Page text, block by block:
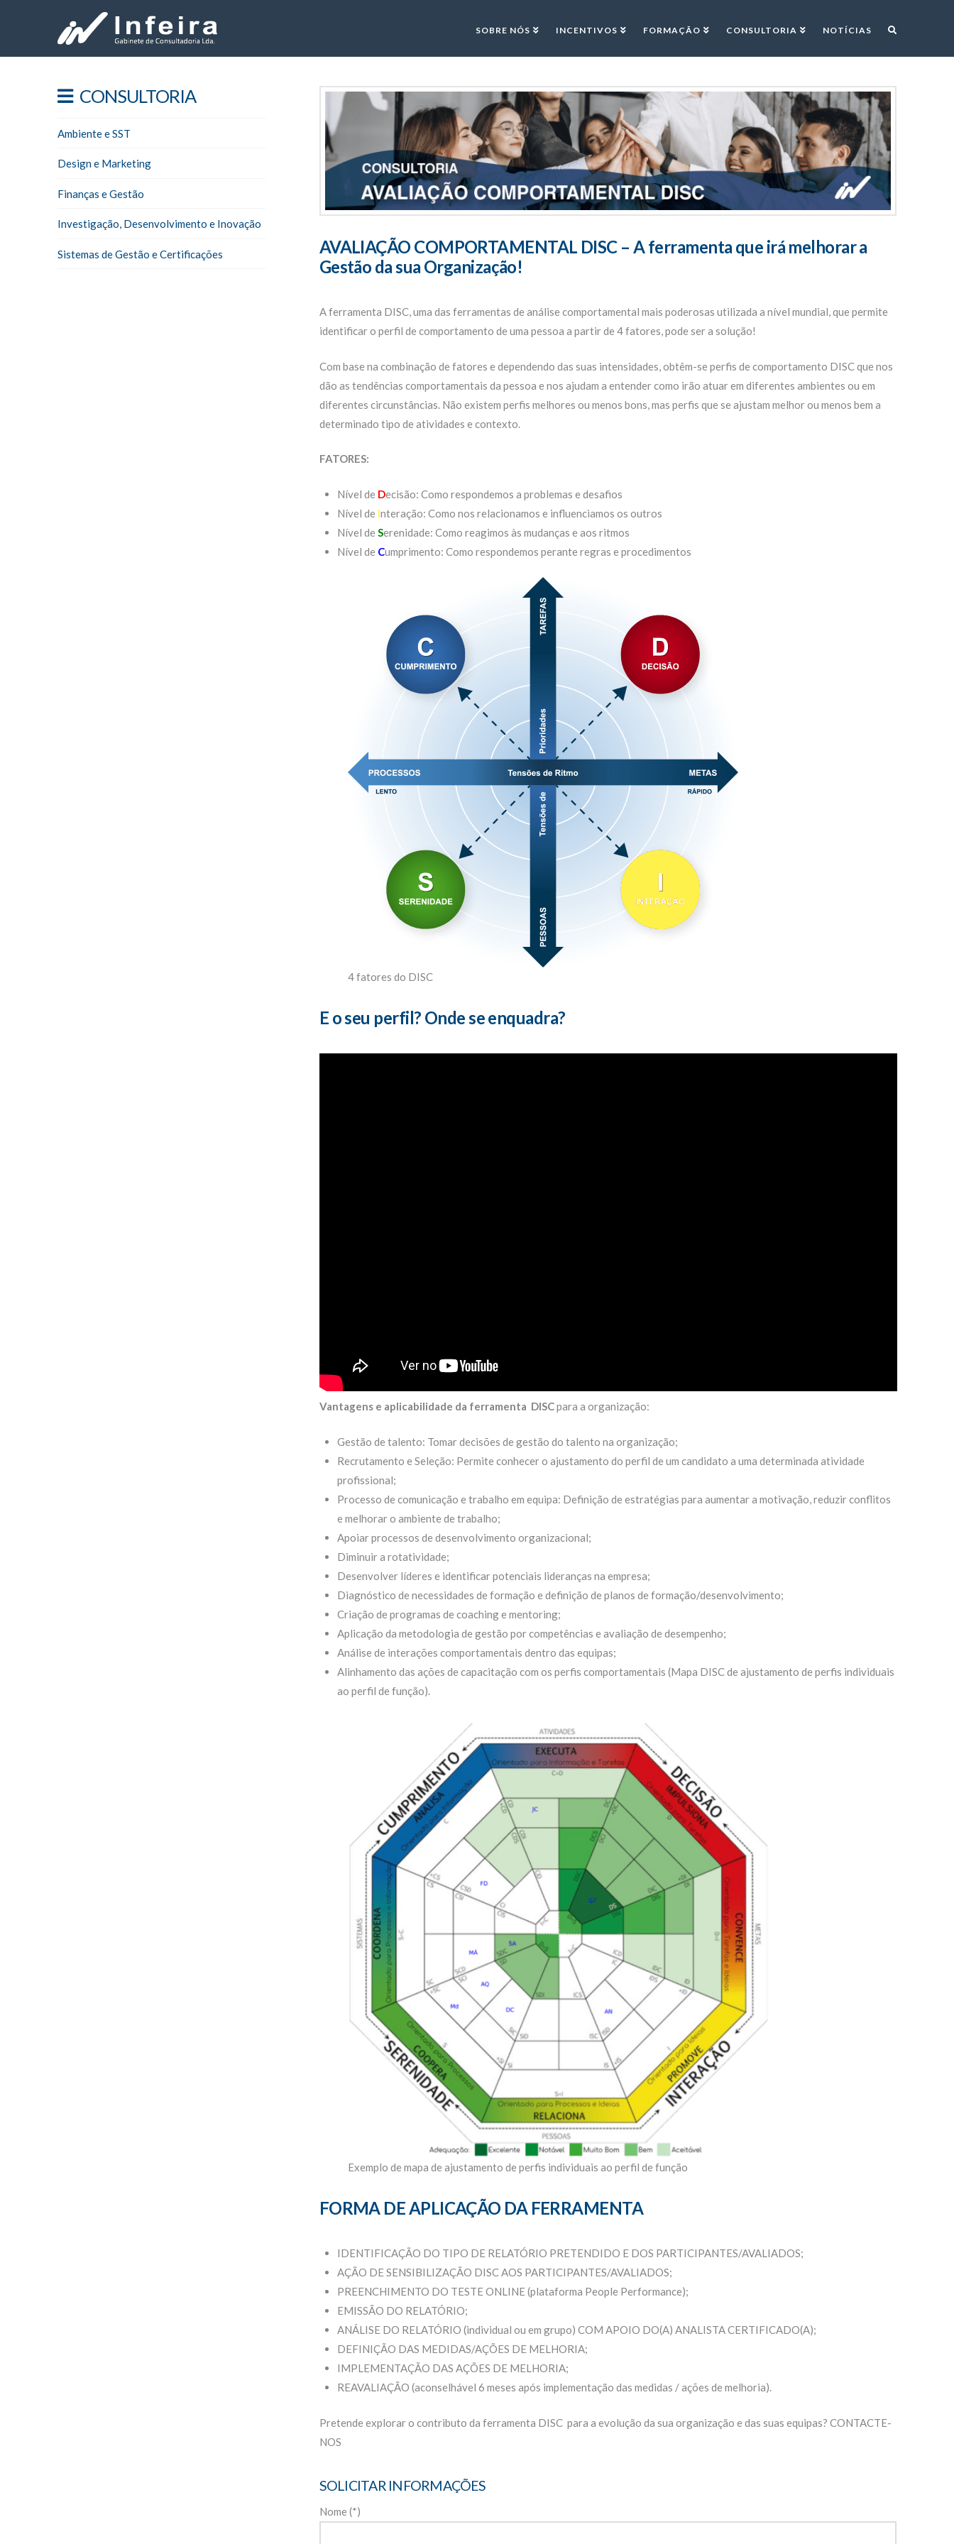
SOBRE NÓS INCENTIVOS FORMAÇÃO CONSULTORIA NOTÍCIAS
AVALIAÇÃO COMPORTAMENTAL DISC – A ferramenta que irá melhorar a
Gestão da sua Organização!
A ferramenta DISC, uma das ferramentas de análise comportamental mais poderosas utilizada a nível mundial, que permite
identificar o perfil de comportamento de uma pessoa a partir de 4 fatores, pode ser a solução!
Com base na combinação de fatores e dependendo das suas intensidades, obtêm-se perfis de comportamento DISC que nos
dão as tendências comportamentais da pessoa e nos ajudam a entender como irão atuar em diferentes ambientes ou em
diferentes circunstâncias. Não existem perfis melhores ou menos bons, mas perfis que se ajustam melhor ou menos bem a
determinado tipo de atividades e contexto.
FATORES:
Nível de Decisão: Como respondemos a problemas e desafios
Nível de Interação: Como nos relacionamos e influenciamos os outros
Nível de Serenidade: Como reagimos às mudanças e aos ritmos
Nível de Cumprimento: Como respondemos perante regras e procedimentos
4 fatores do DISC
E o seu perfil? Onde se enquadra?
Vantagens e aplicabilidade da ferramenta DISCpara a organização:
Gestão de talento: Tomar decisões de gestão do talento na organização;
Recrutamento e Seleção: Permite conhecer o ajustamento do perfil de um candidato a uma determinada atividade
profissional;
Processo de comunicação e trabalho em equipa: Definição de estratégias para aumentar a motivação, reduzir conflitos
e melhorar o ambiente de trabalho;
Apoiar processos de desenvolvimento organizacional;
Diminuir a rotatividade;
Desenvolver líderes e identificar potenciais lideranças na empresa;
Diagnóstico de necessidades de formação e definição de planos de formação/desenvolvimento;
Criação de programas de coaching e mentoring;
Aplicação da metodologia de gestão por competências e avaliação de desempenho;
Análise de interações comportamentais dentro das equipas;
Alinhamento das ações de capacitação com os perfis comportamentais (Mapa DISC de ajustamento de perfis individuais
ao perfil de função).
Exemplo de mapa de ajustamento de perfis individuais ao perfil de função
FORMA DE APLICAÇÃO DA FERRAMENTA
IDENTIFICAÇÃO DO TIPO DE RELATÓRIO PRETENDIDO E DOS PARTICIPANTES/AVALIADOS;
AÇÃO DE SENSIBILIZAÇÃO DISC AOS PARTICIPANTES/AVALIADOS;
PREENCHIMENTO DO TESTE ONLINE (plataforma People Performance);
EMISSÃO DO RELATÓRIO;
ANÁLISE DO RELATÓRIO (individual ou em grupo) COM APOIO DO(A) ANALISTA CERTIFICADO(A);
DEFINIÇÃO DAS MEDIDAS/AÇÕES DE MELHORIA;
IMPLEMENTAÇÃO DAS AÇÕES DE MELHORIA;
REAVALIAÇÃO (aconselhável 6 meses após implementação das medidas / ações de melhoria).
Pretende explorar o contributo da ferramenta DISC para a evolução da sua organização e das suas equipas? CONTACTE-
NOS
SOLICITAR INFORMAÇÕES
Nome (*)
CONSULTORIA
Ambiente e SST
Design e Marketing
Finanças e Gestão
Investigação, Desenvolvimento e Inovação
Sistemas de Gestão e Certificações